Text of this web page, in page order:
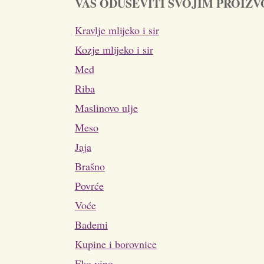
VAS ODUŠEVITI SVOJIM
Kravlje mlijeko i sir
Kozje mlijeko i sir
Med
Riba
Maslinovo ulje
Meso
Jaja
Brašno
Povrće
Voće
Bademi
Kupine i borovnice